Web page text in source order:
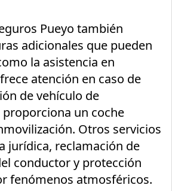
Pueyo también
adicionales que pueden
la asistencia en
atención en caso de
de vehículo de
un coche
Otros servicios
jurídica, reclamación de
conductor y protección
fenómenos atmosféricos.